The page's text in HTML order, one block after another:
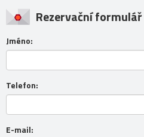
Rezervační formulář
Jméno:
Telefon:
E-mail: